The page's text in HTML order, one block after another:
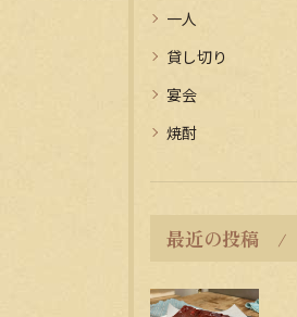
一人
貸し切り
宴会
焼酎
最近の投稿